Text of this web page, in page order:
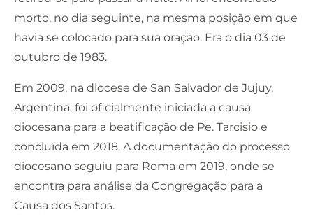
morto, no dia seguinte, na mesma posição em que
havia se colocado para sua oração. Era o dia 03 de
outubro de 1983.
Em 2009, na diocese de San Salvador de Jujuy,
Argentina, foi oficialmente iniciada a causa
diocesana para a beatificação de Pe. Tarcisio e
concluída em 2018. A documentação do processo
diocesano seguiu para Roma em 2019, onde se
encontra para análise da Congregação para a
Causa dos Santos.